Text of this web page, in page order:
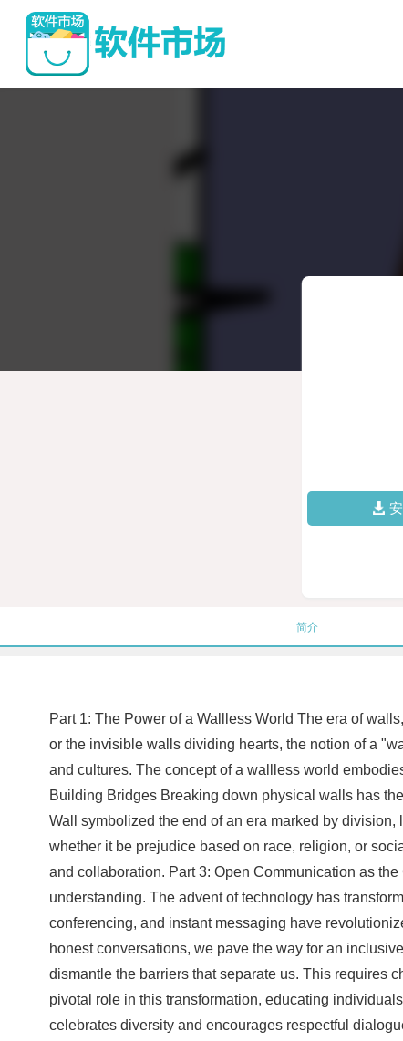
简介
Part 1: The Power of a Wallless World The era of
or the invisible walls dividing hearts, the notion of a
and cultures. The concept of a wallless world
Building Bridges Breaking down physical walls has
Wall symbolized the end of an era marked by
whether it be prejudice based on race, religion, or
and collaboration. Part 3: Open Communication as
understanding. The advent of technology has
conferencing, and instant messaging have
honest conversations, we pave the way for an
dismantle the barriers that separate us. This requires
pivotal role in this transformation, educating
celebrates diversity and encourages respectful